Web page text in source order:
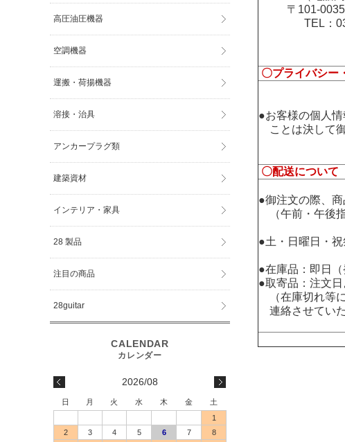
〒101-
TEL：
〇プライバシー
●お客様の個人
ことは決して
〇配送について
●御注文の際、
（午前・午後指
●土・日曜日・
●在庫品：即日（
●取寄品：注文日
（在庫切れ等
連絡させていた
高圧油圧機器
空調機器
運搬・荷揚機器
溶接・治具
アンカープラグ類
建築資材
インテリア・家具
28 製品
注目の商品
28guitar
2026/08
日 月 火 水 木 金
土
1
2
3 4 5 6 7
8